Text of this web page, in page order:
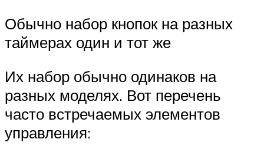
Обычно набор кнопок на разных
таймерах один и тот же
Их набор обычно одинаков на
разных моделях. Вот перечень
часто встречаемых элементов
управления: